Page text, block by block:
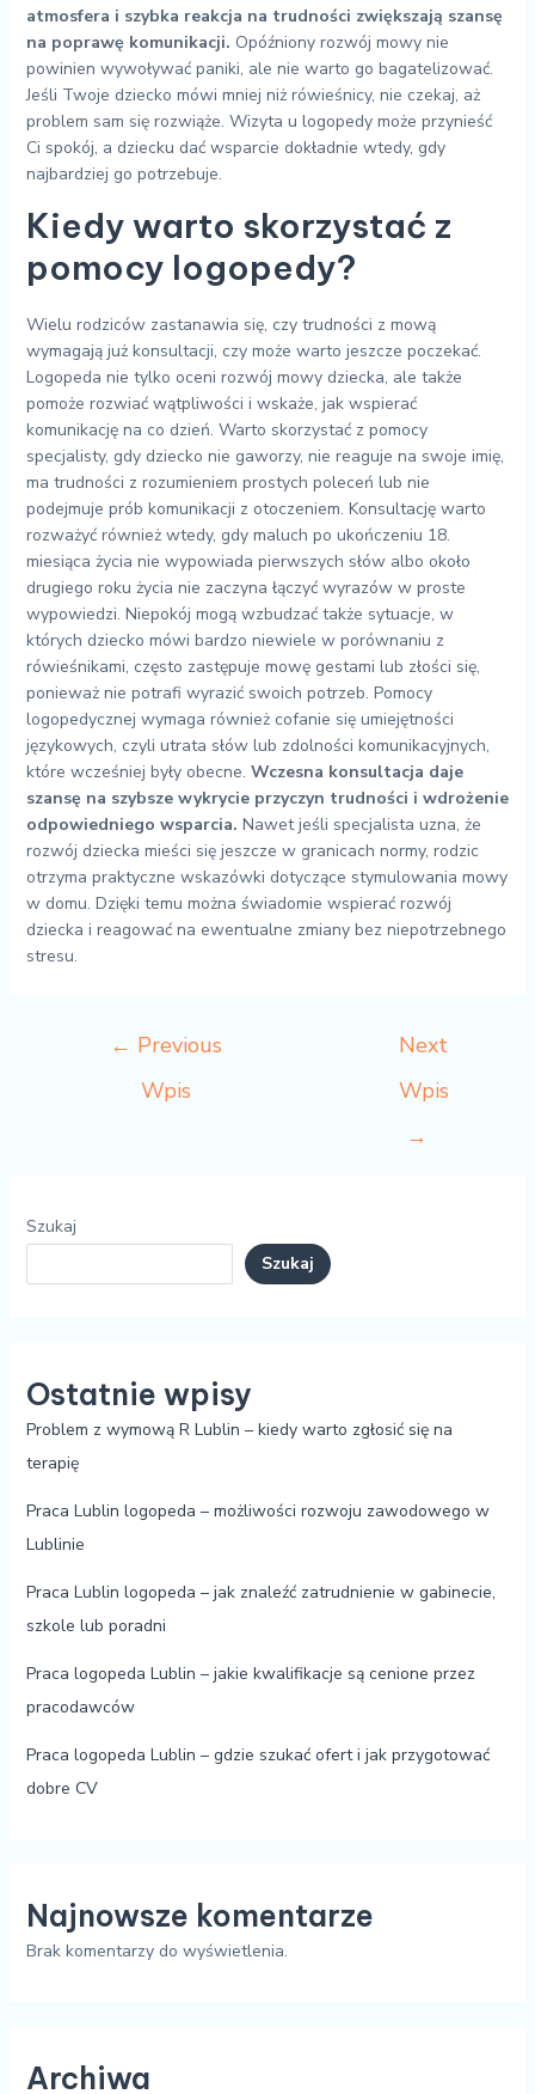
atmosfera i szybka reakcja na trudności zwiększają szansę
na poprawę komunikacji. Opóźniony rozwój mowy nie
powinien wywoływać paniki, ale nie warto go bagatelizować.
Jeśli Twoje dziecko mówi mniej niż rówieśnicy, nie czekaj, aż
problem sam się rozwiąże. Wizyta u logopedy może przynieść
Ci spokój, a dziecku dać wsparcie dokładnie wtedy, gdy
najbardziej go potrzebuje.
Kiedy warto skorzystać z
pomocy logopedy?
Wielu rodziców zastanawia się, czy trudności z mową
wymagają już konsultacji, czy może warto jeszcze poczekać.
Logopeda nie tylko oceni rozwój mowy dziecka, ale także
pomoże rozwiać wątpliwości i wskaże, jak wspierać
komunikację na co dzień. Warto skorzystać z pomocy
specjalisty, gdy dziecko nie gaworzy, nie reaguje na swoje imię,
ma trudności z rozumieniem prostych poleceń lub nie
podejmuje prób komunikacji z otoczeniem. Konsultację warto
rozważyć również wtedy, gdy maluch po ukończeniu 18.
miesiąca życia nie wypowiada pierwszych słów albo około
drugiego roku życia nie zaczyna łączyć wyrazów w proste
wypowiedzi. Niepokój mogą wzbudzać także sytuacje, w
których dziecko mówi bardzo niewiele w porównaniu z
rówieśnikami, często zastępuje mowę gestami lub złości się,
ponieważ nie potrafi wyrazić swoich potrzeb. Pomocy
logopedycznej wymaga również cofanie się umiejętności
językowych, czyli utrata słów lub zdolności komunikacyjnych,
które wcześniej były obecne. Wczesna konsultacja daje
szansę na szybsze wykrycie przyczyn trudności i wdrożenie
odpowiedniego wsparcia. Nawet jeśli specjalista uzna, że
rozwój dziecka mieści się jeszcze w granicach normy, rodzic
otrzyma praktyczne wskazówki dotyczące stymulowania mowy
w domu. Dzięki temu można świadomie wspierać rozwój
dziecka i reagować na ewentualne zmiany bez niepotrzebnego
stresu.
← Previous
Wpis
Next
Wpis
→
Szukaj
Szukaj
Ostatnie wpisy
Problem z wymową R Lublin – kiedy warto zgłosić się na
terapię
Praca Lublin logopeda – możliwości rozwoju zawodowego w
Lublinie
Praca Lublin logopeda – jak znaleźć zatrudnienie w gabinecie,
szkole lub poradni
Praca logopeda Lublin – jakie kwalifikacje są cenione przez
pracodawców
Praca logopeda Lublin – gdzie szukać ofert i jak przygotować
dobre CV
Najnowsze komentarze
Brak komentarzy do wyświetlenia.
Archiwa